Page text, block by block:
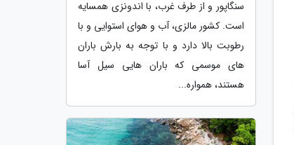
سنگاپور و از طرف غرب، با اندونزی همسایه
است. کشور مالزی، آب و هوای استوایی و با
رطوبت بالا دارد و با توجه به بارش باران
های موسمی که باران هایی سیل آسا
هستند، همواره...